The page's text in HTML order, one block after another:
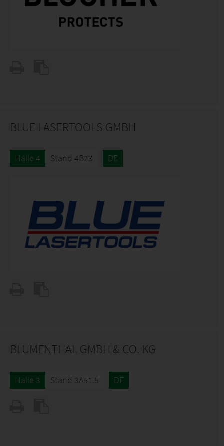
BLUE LASERTOOLS GMBH
Halle 4 Stand 4B23 DE
BLUMENTHAL GMBH & CO. KG
Halle 3 Stand 3A51.5 DE